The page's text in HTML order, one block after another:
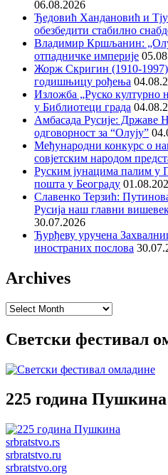
06.08.2026
Ђедовић Хандановић и
обезбедити стабилно
Владимир Кршљанин:
отпадничке империје
Жорж Скригин (1910-
годишњицу рођења
Изложба „Руско културно
у Библиотеци града
Амбасада Русије:
одговорност за “Олују”
Међународни конкурс о
совјетским народом
Руским јунацима палим у
пошта у Београду
Славенко Терзић: Путинова
Русија наш главни
30.07.2026
Ђурђеву уручена
иностраних послова
Archives
Archives
Светски фестивал
225 година Пушкина
srbratstvo.rs
srbratstvo.ru
srbratstvo.org